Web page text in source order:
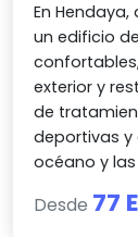
En
un edificio
exterior y
de
deportivas y
océano y
Desde 77